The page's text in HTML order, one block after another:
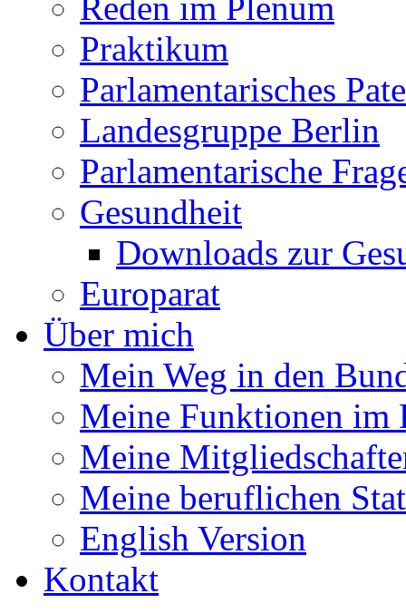
Praktikum
Parlamentarisches
Landesgruppe Berlin
Parlamentarische
Gesundheit
Downloads zur
Europarat
Über mich
Mein Weg in den
Meine Funktionen im
Meine
Meine beruflichen
English Version
Kontakt